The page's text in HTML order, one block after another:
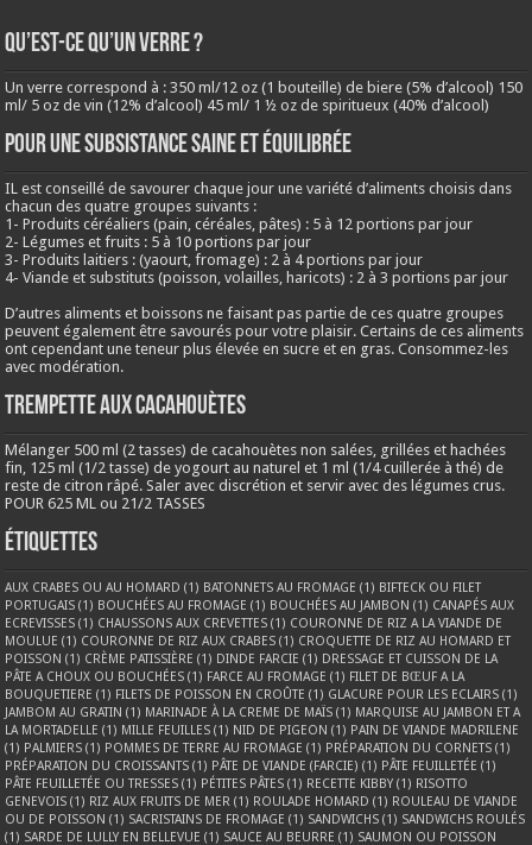
QU’EST-CE QU’UN VERRE ?
Un verre correspond à : 350 ml/12 oz (1 bouteille) de biere (5% d’alcool) 150
ml/ 5 oz de vin (12% d’alcool) 45 ml/ 1 ½ oz de spiritueux (40% d’alcool)
Pour une subsistance saine et équilibrée
IL est conseillé de savourer chaque jour une variété d’aliments choisis dans
chacun des quatre groupes suivants :
1- Produits céréaliers (pain, céréales, pâtes) : 5 à 12 portions par jour
2- Légumes et fruits : 5 à 10 portions par jour
3- Produits laitiers : (yaourt, fromage) : 2 à 4 portions par jour
4- Viande et substituts (poisson, volailles, haricots) : 2 à 3 portions par jour
D’autres aliments et boissons ne faisant pas partie de ces quatre groupes
peuvent également être savourés pour votre plaisir. Certains de ces aliments
ont cependant une teneur plus élevée en sucre et en gras. Consommez-les
avec modération.
Trempette aux cacahouètes
Mélanger 500 ml (2 tasses) de cacahouètes non salées, grillées et hachées
fin, 125 ml (1/2 tasse) de yogourt au naturel et 1 ml (1/4 cuillerée à thé) de
reste de citron râpé. Saler avec discrétion et servir avec des légumes crus.
POUR 625 ML ou 21/2 TASSES
Étiquettes
AUX CRABES OU AU HOMARD (1) BATONNETS AU FROMAGE (1) BIFTECK OU FILET
PORTUGAIS (1) BOUCHÉES AU FROMAGE (1) BOUCHÉES AU JAMBON (1) CANAPÉS AUX
ECREVISSES (1) CHAUSSONS AUX CREVETTES (1) COURONNE DE RIZ A LA VIANDE DE
MOULUE (1) COURONNE DE RIZ AUX CRABES (1) CROQUETTE DE RIZ AU HOMARD ET
POISSON (1) CRÈME PATISSIÈRE (1) DINDE FARCIE (1) DRESSAGE ET CUISSON DE LA
PÂTE A CHOUX OU BOUCHÉES (1) FARCE AU FROMAGE (1) FILET DE BŒUF A LA
BOUQUETIERE (1) FILETS DE POISSON EN CROÛTE (1) GLACURE POUR LES ECLAIRS (1)
JAMBOM AU GRATIN (1) MARINADE À LA CREME DE MAÏS (1) MARQUISE AU JAMBON ET A
LA MORTADELLE (1) MILLE FEUILLES (1) NID DE PIGEON (1) PAIN DE VIANDE MADRILENE
(1) PALMIERS (1) POMMES DE TERRE AU FROMAGE (1) PRÉPARATION DU CORNETS (1)
PRÉPARATION DU CROISSANTS (1) PÂTE DE VIANDE (FARCIE) (1) PÂTE FEUILLETÉE (1)
PÂTE FEUILLETÉE OU TRESSES (1) PÉTITES PÂTES (1) RECETTE KIBBY (1) RISOTTO
GENEVOIS (1) RIZ AUX FRUITS DE MER (1) ROULADE HOMARD (1) ROULEAU DE VIANDE
OU DE POISSON (1) SACRISTAINS DE FROMAGE (1) SANDWICHS (1) SANDWICHS ROULÉS
(1) SARDE DE LULLY EN BELLEVUE (1) SAUCE AU BEURRE (1) SAUMON OU POISSON